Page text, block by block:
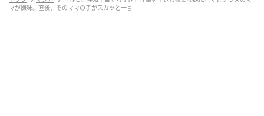
私はアパレル関係の仕事をしており、早退して小学校
マが嫌味。直後、そのママの子がスカッと一言